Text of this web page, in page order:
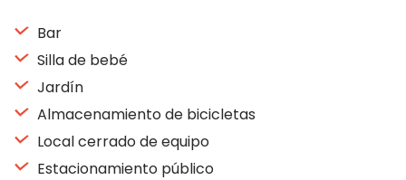
Bar
Silla de bebé
Jardín
Almacenamiento de bicicletas
Local cerrado de equipo
Estacionamiento público